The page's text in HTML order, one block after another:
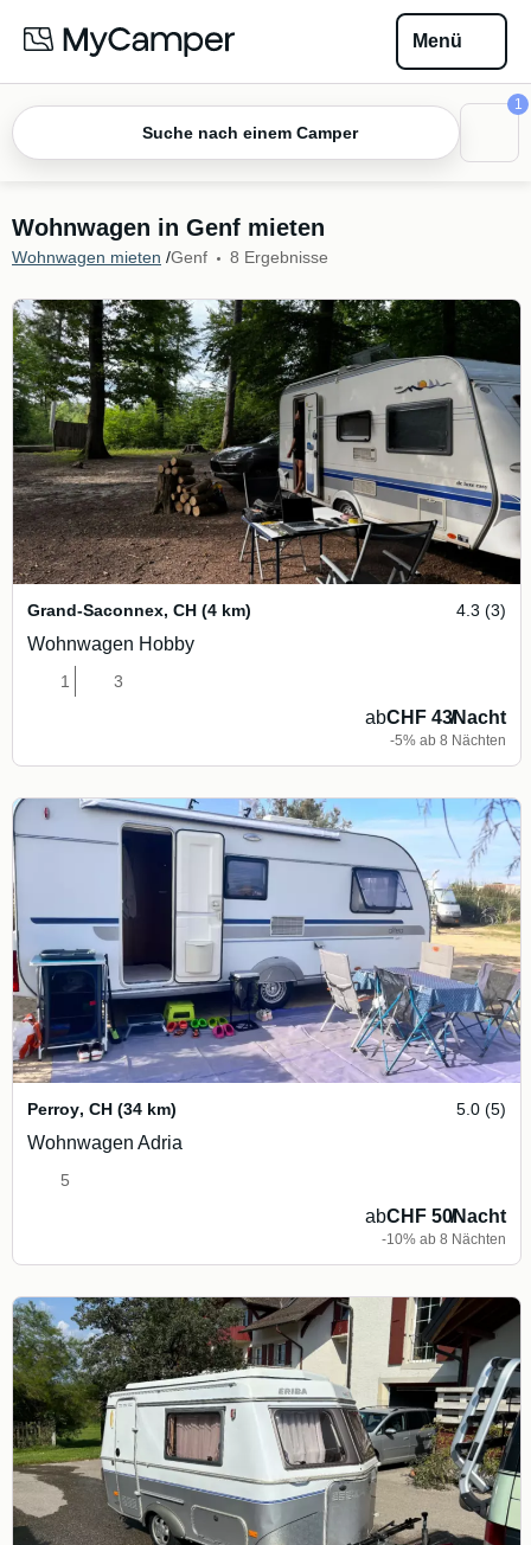
Menü
Suche nach einem Camper
1
Wohnwagen in Genf mieten
Wohnwagen mieten /Genf 8 Ergebnisse
Grand-Saconnex, CH (4 km) 4.3 (3)
Wohnwagen Hobby
1 3
abCHF 43/Nacht
-5% ab 8 Nächten
Perroy, CH (34 km) 5.0 (5)
Wohnwagen Adria
5
abCHF 50/Nacht
-10% ab 8 Nächten